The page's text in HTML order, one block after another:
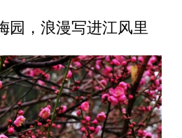
，浪漫写进江风里